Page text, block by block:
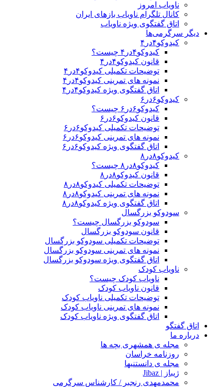
ناویاب امروز
کانال تلگرام ناویاب بازهای ایران
اتاق گفتگوی ویژه ناویاب
دیگر سرگرمی‌ها
کیدوکو۴در۴
کیدوکو۴در۴ چیست؟
قانون کیدوکو۴در۴
توضیحات تکمیلی کیدوکو۴در۴
نمونه های تمرینی کیدوکو۴در۴
اتاق گفتگوی ویژه کیدوکو۴در۴
کیدوکو۶در۶
کیدوکو۶در۶ چیست؟
قانون کیدوکو۶در۶
توضیحات تکمیلی کیدوکو۶در۶
نمونه های تمرینی کیدوکو۶در۶
اتاق گفتگوی ویژه کیدوکو۶در۶
کیدوکو۸در۸
کیدوکو۸در۸ چیست؟
قانون کیدوکو۸در۸
توضیحات تکمیلی کیدوکو۸در۸
نمونه های تمرینی کیدوکو۸در۸
اتاق گفتگوی ویژه کیدوکو۸در۸
سودوکو بزرگسال
سودوکو بزرگسال چیست؟
قانون سودوکو بزرگسال
توضیحات تکمیلی سودوکو بزرگسال
نمونه های تمرینی سودوکو بزرگسال
اتاق گفتگوی ویژه سودوکو بزرگسال
ناویاب کودک
ناویاب کودک چیست؟
قانون ناویاب کودک
توضیحات تکمیلی ناویاب کودک
نمونه های تمرینی ناویاب کودک
اتاق گفتگوی ویژه ناویاب کودک
اتاق گفتگو
درباره ما
مجله ی همشهری بچه ها
روزنامه خراسان
مجله ی دانستنیها
ژیباز | Jibaz
محمدمهدی رنجبر / کارشناس سرگرمی